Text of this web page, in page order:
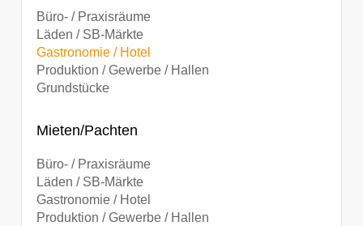
Büro- / Praxisräume
Läden / SB-Märkte
Gastronomie / Hotel
Produktion / Gewerbe / Hallen
Grundstücke
Mieten/Pachten
Büro- / Praxisräume
Läden / SB-Märkte
Gastronomie / Hotel
Produktion / Gewerbe / Hallen